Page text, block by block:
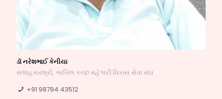
ડૉ નરેશભાઈ કેનીયા
સલાહકારશ્રી, અખિલ કચ્છ મહેશ્વરી વિકાસ સેવા સંઘ
+91 98794 43512